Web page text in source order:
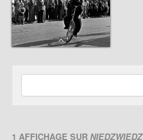
1 AFFICHAGE SUR NIEDZWIEDZ